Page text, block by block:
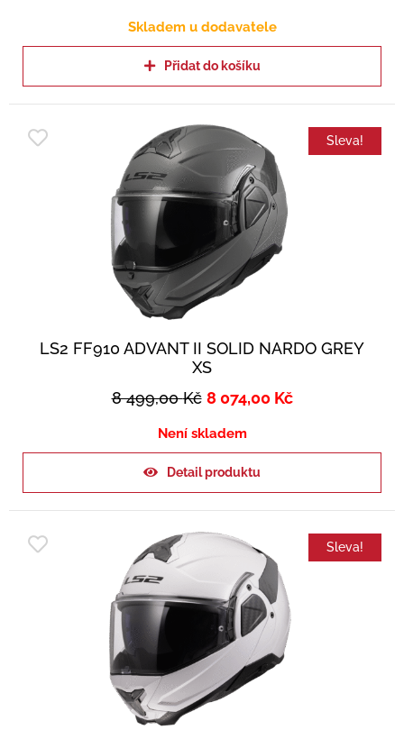
Skladem u dodavatele
Přidat do košíku
Sleva!
LS2 FF910 ADVANT II SOLID NARDO GREY
XS
8 499,00Kč 8 074,00 Kč
Není skladem
Detail produktu
Sleva!